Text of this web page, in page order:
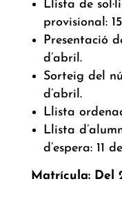
Llista de
provisional:
Presentació
d’abril.
Sorteig del
d’abril.
Llista
Llista
d’espera: 11
Matrícula: Del